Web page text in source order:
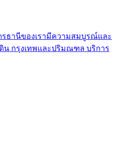
รธานีของเรามีความสมบูรณ์และ
น กรุงเทพและปริมณฑล บริการ